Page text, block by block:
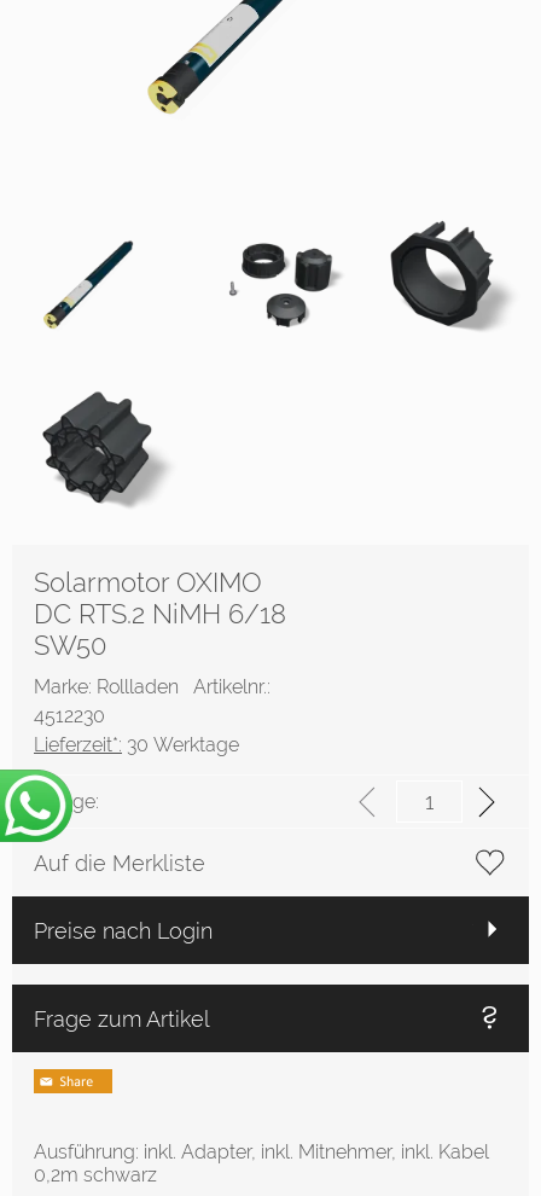
Solarmotor OXIMO
DC RTS.2 NiMH 6/18
SW50
Marke: Rollladen Artikelnr.:
4512230
Lieferzeit*: 30 Werktage
Menge:
Auf die Merkliste
Preise nach Login
Frage zum Artikel
Ausführung: inkl. Adapter, inkl. Mitnehmer, inkl. Kabel
0,2m schwarz